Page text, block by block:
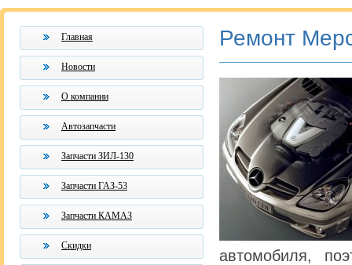
Главная
Новости
О компании
Автозапчасти
Запчасти ЗИЛ-130
Запчасти ГАЗ-53
Запчасти КАМАЗ
Скидки
Ремонт
автомобиля,